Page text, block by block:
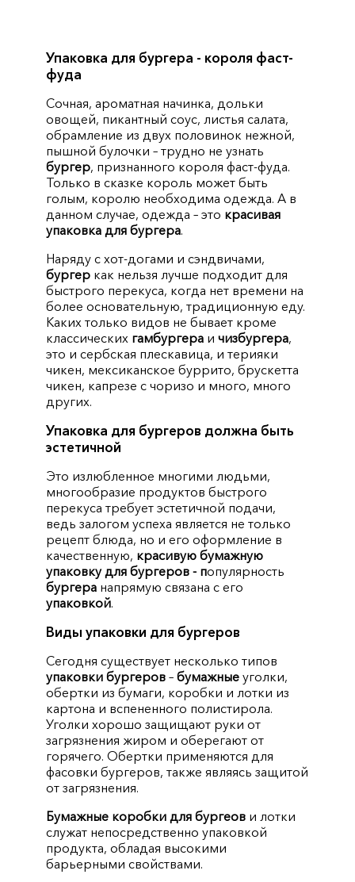
Упаковка для бургера - короля фаст-
фуда
Сочная, ароматная начинка, дольки
овощей, пикантный соус, листья салата,
обрамление из двух половинок нежной,
пышной булочки – трудно не узнать
бургер, признанного короля фаст-фуда.
Только в сказке король может быть
голым, королю необходима одежда. А в
данном случае, одежда – это красивая
упаковка для бургера.
Наряду с хот-догами и сэндвичами,
бургер как нельзя лучше подходит для
быстрого перекуса, когда нет времени на
более основательную, традиционную еду.
Каких только видов не бывает кроме
классических гамбургера ичизбургера,
это и сербская плескавица, и терияки
чикен, мексиканское буррито, брускетта
чикен, капрезе с чоризо и много, много
других.
Упаковка для бургеров должна быть
эстетичной
Это излюбленное многими людьми,
многообразие продуктов быстрого
перекуса требует эстетичной подачи,
ведь залогом успеха является не только
рецепт блюда, но и его оформление в
качественную, красивую бумажную
упаковку для бургеров - популярность
бургера напрямую связана с его
упаковкой.
Виды упаковки для бургеров
Сегодня существует несколько типов
упаковки бургеров –бумажные уголки,
обертки из бумаги, коробки и лотки из
картона и вспененного полистирола.
Уголки хорошо защищают руки от
загрязнения жиром и оберегают от
горячего. Обертки применяются для
фасовки бургеров, также являясь защитой
от загрязнения.
Бумажные коробки для бургеов и лотки
служат непосредственно упаковкой
продукта, обладая высокими
барьерными свойствами.